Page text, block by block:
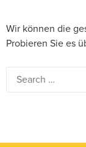
Wir können die
Probieren Sie es